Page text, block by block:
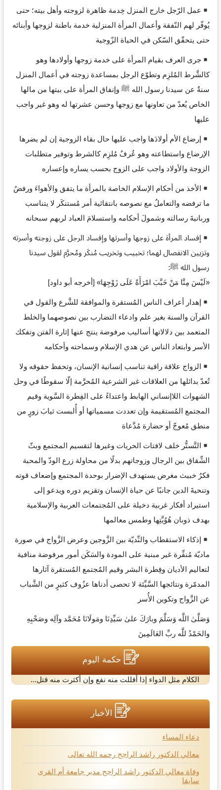
عمل الرّجل خارج المنزل خِدمة ظاهرة لزوجته وأهل بيته؛ حتى
يُوفّر لهم النّفقة وأعمال المرأة المنزلية خدمة باطنة لزوجها وأبنائه
حتى يتحقّق السّكن في الحياة الزّوجية
جرى العرف بقيام المرأة على خدمة زوجها وأولادها وهو
كالشَّرط المُلزِم وتطوّع الرجل بمساعدة زوجته في أعمال المنزل
سنةٌ عن سيدنا رسول الله ﷺ وإنفاق المرأة على بيتها من مالها
الخاص يُعدّ من تعاونها مع زوجها وحسن عشرتها له وهو غير واجب
عليها
إرضاع الأم أولادَها واجب عليها حال بقاء الزوجية إن لم يضرها
الإرضاع واستطاعته وهو عُرفٌ مُلزِم كالشرط وتوفير متطلبات
الزوجة والأولاد واجب على الزوج بحسب يساره وإعساره
الأخذ من أحكام الإسلام الخاصة بالمرأة ما يتفق والأهواءَ ورفضُ
ما ترفضه والتعاملُ مع نصوصه بانتقائية أمر مُستنكَر لا يتناسب
وربانيةَ رسالته وشمولَ أحكامه واستسلامَ العباد لربهم سبحانه
إفساد المرأة على زوجها وأسرتها وإفساد الرجل على زوجته وأسرته
وتزيين الانفصال لهما؛ تخبيب وتخريب مُنكَر ومُحرَّم لقول سيدنا
رسول الله ﷺ:
«لَيْسَ مِنَّا مَنْ خَبَّبَ امْرَأَةً عَلَى زَوْجِهَا» [أخرجه أبو داود]
إهدار أعراف الناس المُستقرة والموافقة للشَّرع والقول في
القرآن والسنة بغير علم وادعاء التضارب بين نصوصهما والخلط
المتعمد بين دلالاتها أساليب مرفوضة ينتج عنها إثارة الفتن وتفكك
الأسر وابتعاد الناس عن هدي الإسلام وسماحته وأحكامه
الزواج علاقة راقية تناسب إنسانية الإنسان، وتحفظ حقوقه ولا
تُعدّ بدائلها من العلاقات غير الشرعية المُحرَّمة إلّا سقوطًا في وحل
الشهوات اللاإنساني الهابط واعتداءً على الفِطرة السَّوية وقيم
المجتمع المُستقيمة وإن تعددت مسمياتها أو أُلبست ثيابَ زورٍ من
منطق مُعوجّ أو حضارة مُدَّعاة
التَّستُّر خلف لافتات الحريات وغيرها لتقسيم المجتمع وبثّ
الشِّقاق بين الرجال وزوجاتهم بدلًا من محاولة زرع الودّ والمحبة
فكرٌ خبيث مغرض يستهدف الإضرار بوحدة المجتمع وإضعاف قوته
وتنحيةَ الدين جانبًا عن حياة الإنسان وتقزيم دوره ويدعو إلى
استيراد أفكار غربية دخيلة على المُجتمعات العربية والإسلامية
بهدف ذوبان هُوُيَّتِها وطمس معالمها
إذكاء الاستقطاب والنِّديّة بين الزَّوجين وعرض الزَّواج في صورة
ماديّة مُنفِّرة غير مبنية على المودة والسَكَن أمور مرفوضة منافية
لتعاليم الأديان وفِطرة البشر وقيم المُجتمع المُستقرة آثارها
المدمّرة ونتائجها السَّيِّئة لا تحصى أدناها عزُوف كثيرٍ من الشَّباب
عن الزَّواج وتكوين الأُسر
وَصَلَّىٰ اللَّه وَسَلَّمَ وبارَكَ علىٰ سَيِّدِنَا ومَولَانَا مُحَمَّد وآلِه وصَحْبِهِ
والحَمْدُ للَّه ربِّ العَالَمِينَ
حكمة اليوم
الكلام مثل الدواء إذا أقللت منه نفع وإن أكثرت منه قتل...
الأخبار
دعاء المساء
معالي الدكتور راشد الراجح رحمه الله تعالى
وفاة معالي الدكتور راشد الراجح مدير جامعة أم القرى
سابقا